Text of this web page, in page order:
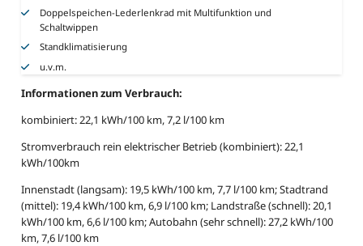
Doppelspeichen-Lederlenkrad mit Multifunktion und
Schaltwippen
Standklimatisierung
u.v.m.
Informationen zum Verbrauch:
kombiniert: 22,1 kWh/100 km, 7,2 l/100 km
Stromverbrauch rein elektrischer Betrieb (kombiniert): 22,1
kWh/100km
Innenstadt (langsam): 19,5 kWh/100 km, 7,7 l/100 km; Stadtrand
(mittel): 19,4 kWh/100 km, 6,9 l/100 km; Landstraße (schnell): 20,1
kWh/100 km, 6,6 l/100 km; Autobahn (sehr schnell): 27,2 kWh/100
km, 7,6 l/100 km